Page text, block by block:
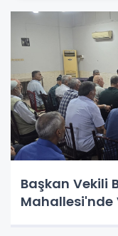
Başkan Vekili